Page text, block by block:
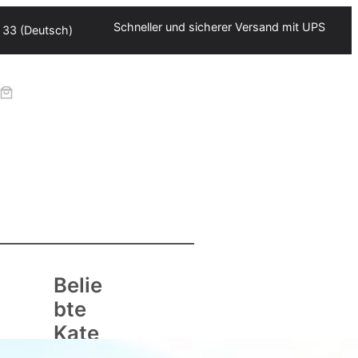
(Deutsch) Schneller und sicherer Versand mit UPS
Belie
bte
Kate